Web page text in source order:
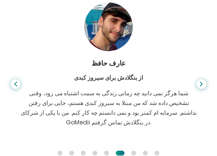
عارف حافظ
از بنگلادش برای سیروز کبدی
شما هرگز نمی دانید چه زمانی زندگی به سمت اشتباه می رود، وقتی
تشخیص داده شد که من مبتلا به سیروز کبدی هستم، جایی برای رفتن
نداشتم. سرمایه ام کمتر بود و نمی دانستم چه کار کنم. من با یکی از شرکای
GoMedii در بنگلادش تماس گرفتم.